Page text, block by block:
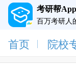
考研帮App
百万考研人
首页 院校